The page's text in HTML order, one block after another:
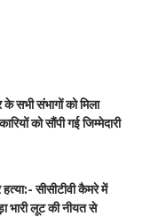
सभी संभागों को मिला
को सौंपी गई जिम्मेदारी
सीसीटीवी कैमरे में
भारी लूट की नीयत से